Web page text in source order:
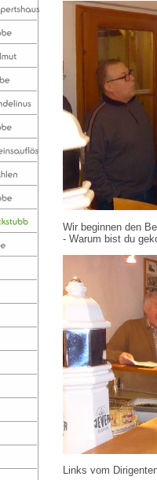
Wir beginnen den
- Warum bist du
Links vom